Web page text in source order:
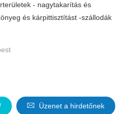
- nagytakarítás és
és kárpittisztítást -szállodák
Üzenet a hirdetőnek